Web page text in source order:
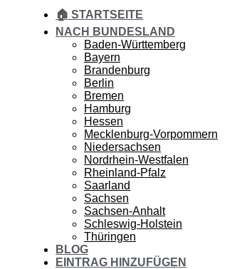
🏠 STARTSEITE
NACH BUNDESLAND
Baden-Württemberg
Bayern
Brandenburg
Berlin
Bremen
Hamburg
Hessen
Mecklenburg-Vorpommern
Niedersachsen
Nordrhein-Westfalen
Rheinland-Pfalz
Saarland
Sachsen
Sachsen-Anhalt
Schleswig-Holstein
Thüringen
BLOG
EINTRAG HINZUFÜGEN